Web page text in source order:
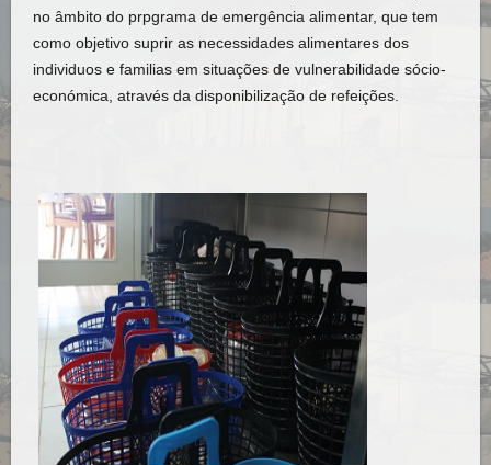
no âmbito do prpgrama de emergência alimentar, que tem
como objetivo suprir as necessidades alimentares dos
individuos e familias em situações de vulnerabilidade sócio-
económica, através da disponibilização de refeições.